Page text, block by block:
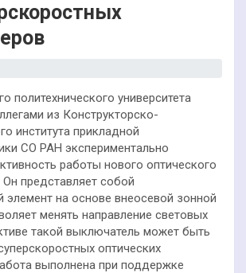
политехнического университета
из Конструкторско-
института прикладной
СО РАН экспериментально
работы нового оптического
представляет собой
на основе внеосевой зонной
менять направление световых
такой выключатель может быть
оптических
выполнена при поддержке